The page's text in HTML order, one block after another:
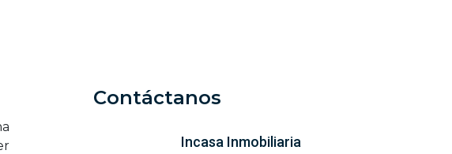
Contáctanos
Incasa Inmobiliaria